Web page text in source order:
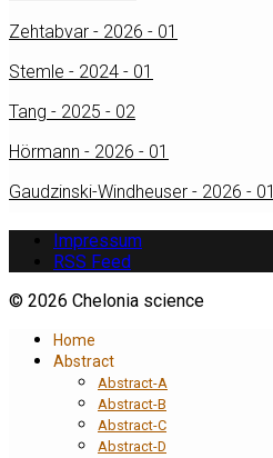
Zehtabvar - 2026 - 01
Stemle - 2024 - 01
Tang - 2025 - 02
Hörmann - 2026 - 01
Gaudzinski-Windheuser - 2026 - 01
Impressum
RSS Feed
© 2026 Chelonia science
Home
Abstract
Abstract-A
Abstract-B
Abstract-C
Abstract-D